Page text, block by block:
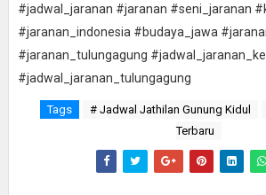
#jadwal_jaranan #jaranan #seni_jaranan
#jaranan_indonesia #budaya_jawa
#jaranan_tulungagung
#jadwal_jaranan_tulungagung
Tags # Jadwal Jathilan Gunung Kidul
Terbaru